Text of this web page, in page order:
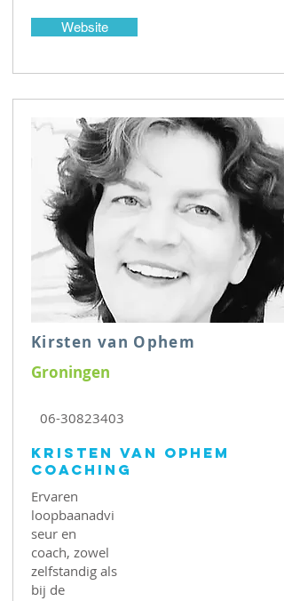
Website
Kirsten van Ophem
Groningen
06-30823403
Kristen van Ophem
Coaching
Ervaren
loopbaanadvi
seur en
coach, zowel
zelfstandig als
bij de